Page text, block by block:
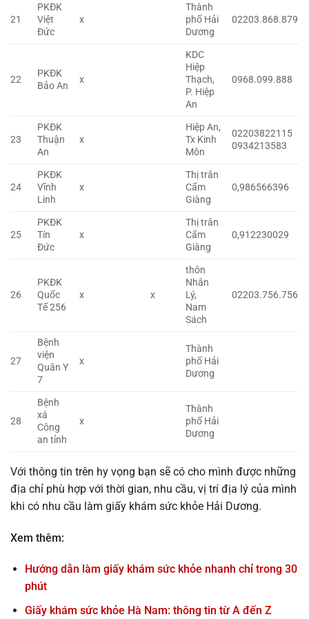
21
PKĐK
Việt
Đức
x
Thành
phố Hải
Dương
02203.868.879
22
PKĐK
Bảo An
x
KDC
Hiệp
Thạch,
P. Hiệp
An
0968.099.888
23
PKĐK
Thuận
An
x
Hiệp An,
Tx Kinh
Môn
02203822115
0934213583
24
PKĐK
Vĩnh
Linh
x
Thị trân
Cẩm
Giàng
0,986566396
25
PKĐK
Tín
Đức
x
Thị trân
Cẩm
Giàng
0,912230029
26
PKĐK
Quốc
Tế 256
x x
thôn
Nhân
Lý,
Nam
Sách
02203.756.756
27
Bệnh
viện
Quân Y
7
x
Thành
phố Hải
Dương
28
Bệnh
xá
Công
an tỉnh
x
Thành
phố Hải
Dương
Với thông tin trên hy vọng bạn sẽ có cho mình được những
địa chỉ phù hợp với thời gian, nhu cầu, vị trí địa lý của mình
khi có nhu cầu làm giấy khám sức khỏe Hải Dương.
Xem thêm:
Hướng dẫn làm giấy khám sức khỏe nhanh chỉ trong 30
phút
Giấy khám sức khỏe Hà Nam: thông tin từ A đến Z